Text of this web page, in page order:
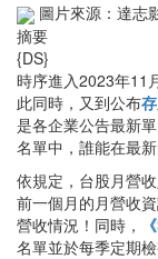
圖片來源：達志
摘要
{DS}
時序進入2023年11
此同時，又到公布
是各企業公告最新
名單中，誰能在最
依規定，台股月營
前一個月的月營收
營收情況！同時，
名單並於每季定期